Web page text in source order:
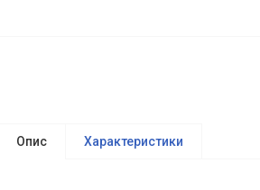
Опис Характеристики